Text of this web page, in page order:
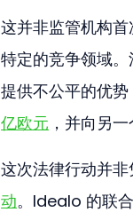
这并非监管机构
特定的竞争领域
提供不公平的优
亿欧元 ，并向另
这次法律行动并
动。Idealo 的联